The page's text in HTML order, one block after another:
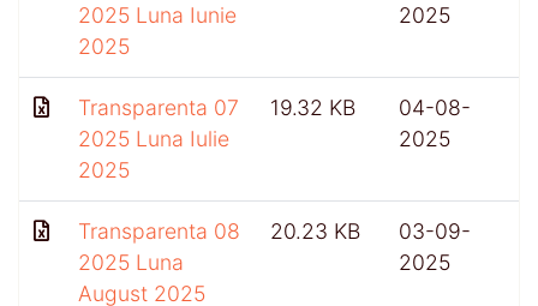
2025 Luna Iunie
2025
2025
Transparenta 07
2025 Luna Iulie
2025
19.32 KB
04-08-
2025
Transparenta 08
2025 Luna
August 2025
20.23 KB
03-09-
2025